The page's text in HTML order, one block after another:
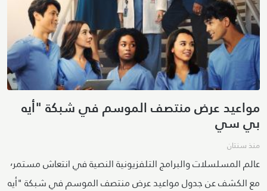
مواعيد عرض منتصف الموسم في شبكة "أيه
بي سي
منذ سنتان
عالم المسلسلات والبرامج التلفزيونية النصية في انتعاش مستمر٬
مع الكشف عن جدول مواعيد عرض منتصف الموسم في شبكة "أيه